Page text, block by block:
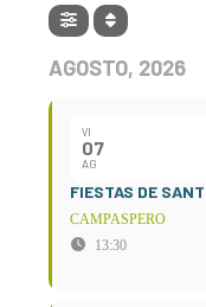
AGOSTO, 2026
VI
07
AG
FIESTAS DE
CAMPASPERO
13:30